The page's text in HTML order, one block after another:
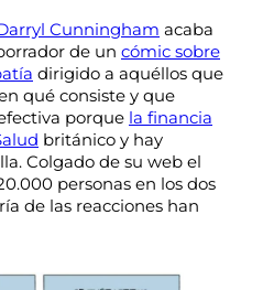
Cunningham acaba
de un cómic sobre
dirigido a aquéllos que
qué consiste y que
porque la financia
británico y hay
Colgado de su web el
personas en los dos
de las reacciones han